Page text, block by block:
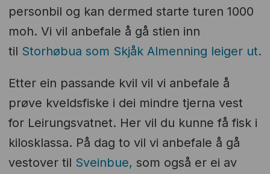
personbil og kan dermed starte turen 1000
moh. Vi vil anbefale å gå stien inn
til Storhøbua som Skjåk Almenning leiger ut.
Etter ein passande kvil vil vi anbefale å
prøve kveldsfiske i dei mindre tjerna vest
for Leirungsvatnet. Her vil du kunne få fisk i
kilosklassa. På dag to vil vi anbefale å gå
vestover til Sveinbue, som også er ei av